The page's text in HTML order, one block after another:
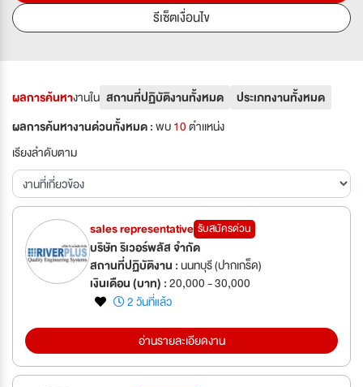
รีเซ็ตเงื่อนไข
ผลการค้นหางานใน สถานที่ปฏิบัติงานทั้งหมด
ประเภทงานทั้งหมด
ผลการค้นหางานด่วนทั้งหมด :พบ10ตำเเหน่ง
เรียงลำดับตาม
sales representative รับสมัครด่วน
บริษัท ริเวอร์พลัส จำกัด
สถานที่ปฏิบัติงาน :นนทบุรี (ปากเกร็ด)
เงินเดือน (บาท) :20,000 - 30,000
2 วันที่แล้ว
อ่านรายละเอียดงาน